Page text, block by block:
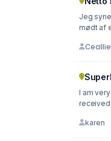
Jeg
mødt af
I am
karen